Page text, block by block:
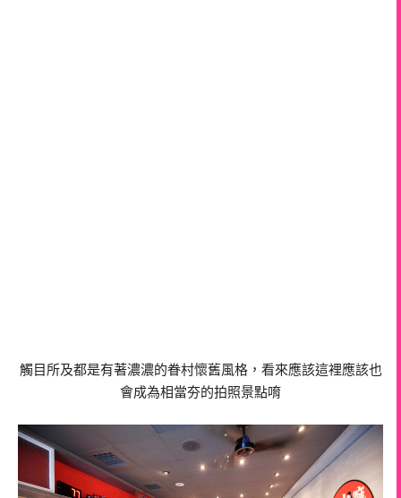
觸目所及都是有著濃濃的眷村懷舊風格，看來應該這裡應該也
會成為相當夯的拍照景點唷